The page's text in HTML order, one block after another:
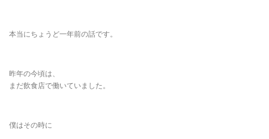
本当にちょうど一年前の話です。
昨年の今頃は、
まだ飲食店で働いていました。
僕はその時に